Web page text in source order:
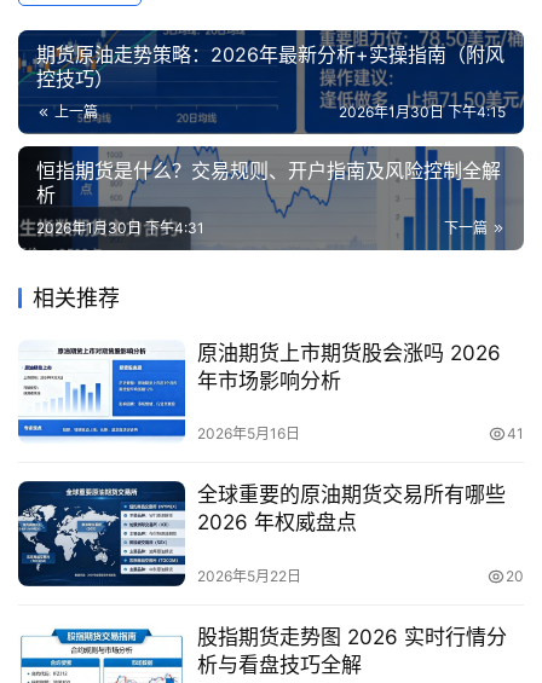
期货原油走势策略：2026年最新分析+实操指南（附风
控技巧）
上一篇 2026年1月30日 下午4:15
恒指期货是什么？交易规则、开户指南及风险控制全解
析
下一篇
2026年1月30日 下午4:31
相关推荐
原油期货上市期货股会涨吗 2026
年市场影响分析
2026年5月16日 41
全球重要的原油期货交易所有哪些
2026 年权威盘点
2026年5月22日 20
股指期货走势图 2026 实时行情分
析与看盘技巧全解